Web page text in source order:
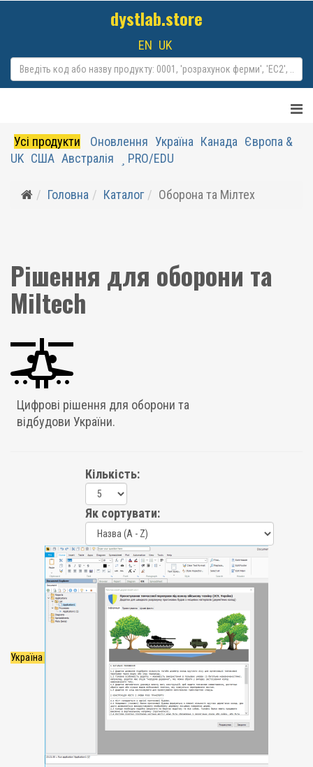
dystlab.store
EN UK
Усі продукти Оновлення Україна Канада Європа &
UK США Австралія PRO/EDU
Головна Каталог Оборона та Мілтех
Рішення для оборони та
Miltech
Цифрові рішення для оборони та
відбудови України.
Кількість:
Як сортувати:
Україна